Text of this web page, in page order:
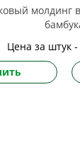
Цена за штук -